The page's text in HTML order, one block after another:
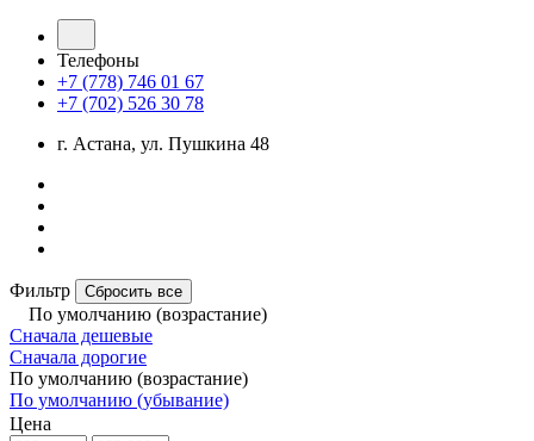
Телефоны
+7 (778) 746 01 67
+7 (702) 526 30 78
г. Астана, ул. Пушкина 48
Фильтр Сбросить все
По умолчанию (возрастание)
Сначала дешевые
Сначала дорогие
По умолчанию (возрастание)
По умолчанию (убывание)
Цена